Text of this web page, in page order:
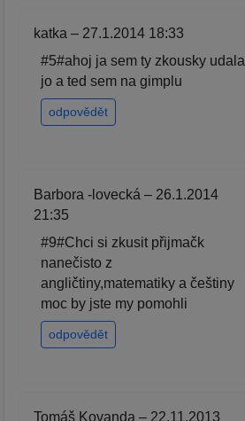
katka – 27.1.2014 18:33
#5#ahoj ja sem ty zkousky udala
jo a ted sem na gimplu
odpovědět
Barbora -lovecká – 26.1.2014
21:35
#9#Chci si zkusit přijmačk
nanečisto z
angličtiny,matematiky a češtiny
moc by jste my pomohli
odpovědět
Tomáš Kovanda – 22.11.2013